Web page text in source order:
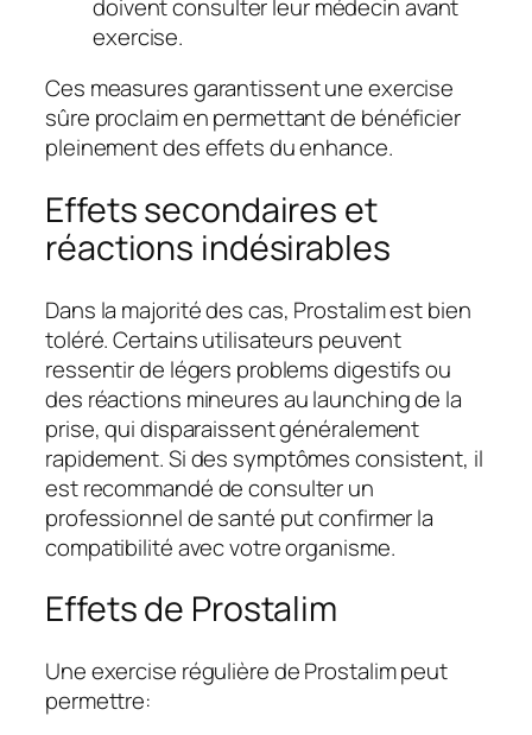
doivent consulter leur médecin avant
exercise.
Ces measures garantissent une exercise
sûre proclaim en permettant de bénéficier
pleinement des effets du enhance.
Effets secondaires et
réactions indésirables
Dans la majorité des cas, Prostalim est bien
toléré. Certains utilisateurs peuvent
ressentir de légers problems digestifs ou
des réactions mineures au launching de la
prise, qui disparaissent généralement
rapidement. Si des symptômes consistent, il
est recommandé de consulter un
professionnel de santé put confirmer la
compatibilité avec votre organisme.
Effets de Prostalim
Une exercise régulière de Prostalim peut
permettre: